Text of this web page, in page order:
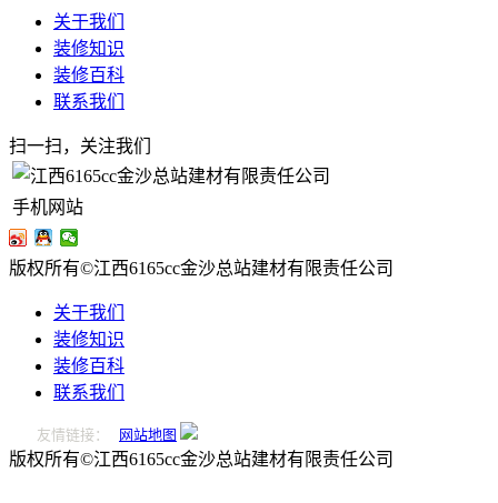
关于我们
装修知识
装修百科
联系我们
扫一扫，关注我们
手机网站
版权所有©江西6165cc金沙总站建材有限责任公司
关于我们
装修知识
装修百科
联系我们
友情链接： 网站地图
版权所有©江西6165cc金沙总站建材有限责任公司